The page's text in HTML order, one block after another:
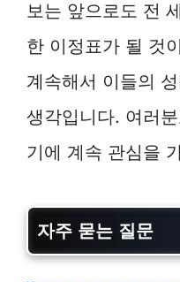
보는 앞으로도 전
한 이정표가 될 것
계속해서 이들의
생각입니다. 여러
기에 계속 관심을
자주 묻는 질문